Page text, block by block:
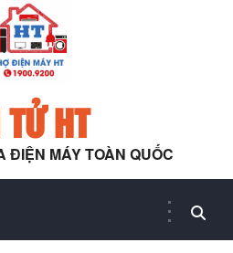
HT
ĐIỆN MÁY TOÀN QUỐC